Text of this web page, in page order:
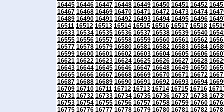
16445 16446 16447 16448 16449 16450 16451 16452
16467 16468 16469 16470 16471 16472 16473 16474
16489 16490 16491 16492 16493 16494 16495 16496
16511 16512 16513 16514 16515 16516 16517 16518
16533 16534 16535 16536 16537 16538 16539 16540
16555 16556 16557 16558 16559 16560 16561 16562
16577 16578 16579 16580 16581 16582 16583 16584
16599 16600 16601 16602 16603 16604 16605 16606
16621 16622 16623 16624 16625 16626 16627 16628
16643 16644 16645 16646 16647 16648 16649 16650
16665 16666 16667 16668 16669 16670 16671 16672
16687 16688 16689 16690 16691 16692 16693 16694
16709 16710 16711 16712 16713 16714 16715 16716
16731 16732 16733 16734 16735 16736 16737 16738
16753 16754 16755 16756 16757 16758 16759 16760
16775 16776 16777 16778 16779 16780 16781 16782